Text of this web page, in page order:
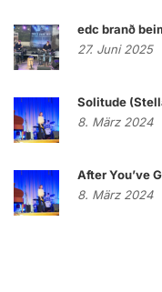
edc branð
27. Juni 2025
Solitude
8. März 2024
After You’ve
8. März 2024